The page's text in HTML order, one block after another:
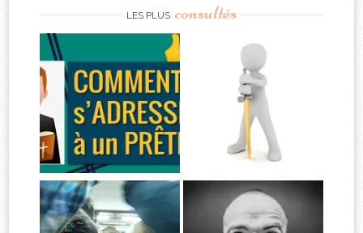
LES PLUS consultés